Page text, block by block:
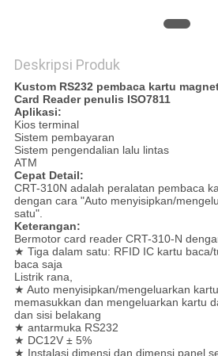
Deskripsi Produk
Kustom RS232 pembaca kartu
Card Reader penulis ISO7811
Aplikasi:
Kios terminal
Sistem pembayaran
Sistem pengendalian lalu lintas
ATM
Cepat Detail:
CRT-310N adalah peralatan pembaca
dengan cara "Auto menyisipkan/
satu".
Keterangan:
Bermotor card reader CRT-310-N
★ Tiga dalam satu: RFID IC kartu baca/
baca saja
Listrik rana,
★ Auto menyisipkan/mengeluarkan
memasukkan dan mengeluarkan kartu
dan sisi belakang
★ antarmuka RS232
★ DC12V ± 5%
★ Instalasi dimensi dan dimensi panel